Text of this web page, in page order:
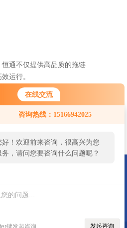
在线交流
咨询热线：15166942025
好！欢迎前来咨询，很高兴为您
务，请问您要咨询什么问题呢？
键发起咨询 发起咨询
通不仅提供高品质的拖链
运行。